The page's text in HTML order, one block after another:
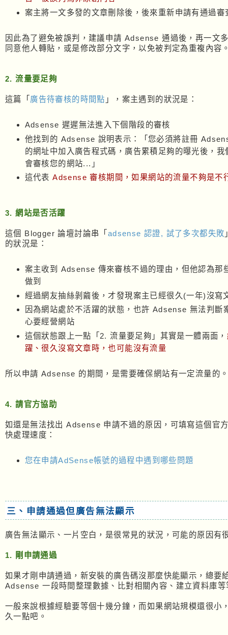
案主將一文多發的文章刪除後，後來重新申請有通過審
因此為了避免被誤判，建議申請 Adsense 通過後，再一文
同意他人轉貼，或是修改部分文字，以免被判定為重複內容
2. 流量要足夠
這篇「 廣告待審核的時間點 」，案主遇到的狀況是：
Adsense 遲遲無法進入下個階段的審核
他找到的 Adsense 說明表示：「您必須將註冊
的網址中加入廣告程式碼，廣告累積足夠的曝光後，我
會審核您的網站...」
這代表Adsense 審核期間，如果網站的流量不夠是不
3. 網站是否活躍
這個 Blogger 論壇討論串「 adsense 認證, 試了多次都失敗
的狀況是：
案主收到 Adsense 傳來審核不過的理由，但他認為那
做到
經過網友抽絲剝繭後，才發現案主已經很久(一年)沒寫
因為網站處於不活躍的狀態，也許 Adsense 無法判斷
心要經營網站
這個狀態跟上一點「2. 流量要足夠」其實是一體兩面，
躍、很久沒寫文章時，也可能沒有流量
所以申請 Adsense 的期間，是需要確保網站有一定流量的
4. 請官方協助
如還是無法找出 Adsense 申請不過的原因，可填寫這個官
快處理速度：
您在申請AdSense帳號的過程中遇到哪些問題
三、申請通過但廣告無法顯示
廣告無法顯示、一片空白，是很常見的狀況，可能的原因有
1. 剛申請通過
如果才剛申請通過，新安裝的廣告碼沒那麼快能顯示，總要
Adsense 一段時間整理數據、比對相關內容、建立資料庫等
一般來說根據經驗要等個十幾分鐘，而如果網站規模還很小
久一點吧。